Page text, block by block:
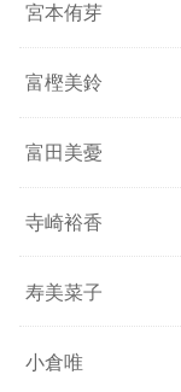
宮本侑芽
富樫美鈴
富田美憂
寺崎裕香
寿美菜子
小倉唯